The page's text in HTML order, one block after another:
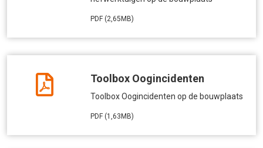
PDF (2,65MB)
Toolbox Oogincidenten
Toolbox Oogincidenten op de bouwplaats
PDF (1,63MB)